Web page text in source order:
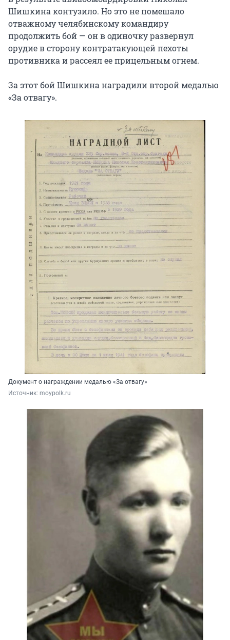
Шишкина контузило. Но это не помешало
отважному челябинскому командиру
продолжить бой — он в одиночку развернул
орудие в сторону контратакующей пехоты
противника и рассеял ее прицельным огнем.
За этот бой Шишкина наградили второй медалью
«За отвагу».
Документ о награждении медалью «За отвагу»
Источник: moypolk.ru